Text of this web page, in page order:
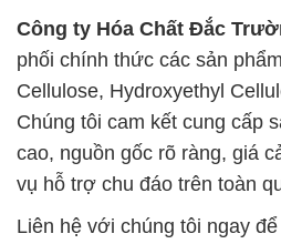
Công ty Hóa Chất Đắc
phối chính thức các sản
Cellulose, Hydroxyethyl
Chúng tôi cam kết cung cấp
cao, nguồn gốc rõ ràng, giá
vụ hỗ trợ chu đáo trên toàn
Liên hệ với chúng tôi ngay